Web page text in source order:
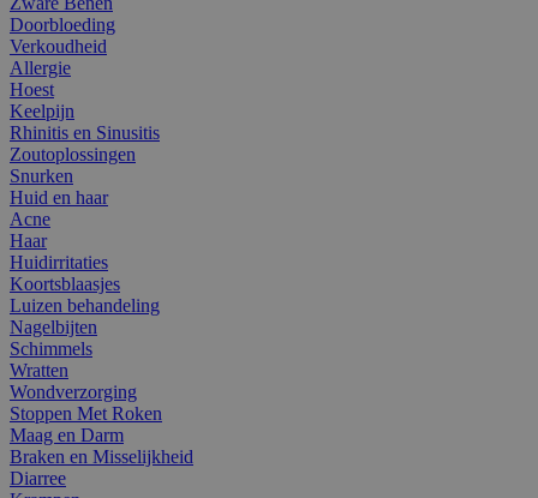
Doorbloeding
Verkoudheid
Allergie
Hoest
Keelpijn
Rhinitis en Sinusitis
Zoutoplossingen
Snurken
Huid en haar
Acne
Haar
Huidirritaties
Koortsblaasjes
Luizen behandeling
Nagelbijten
Schimmels
Wratten
Wondverzorging
Stoppen Met Roken
Maag en Darm
Braken en Misselijkheid
Diarree